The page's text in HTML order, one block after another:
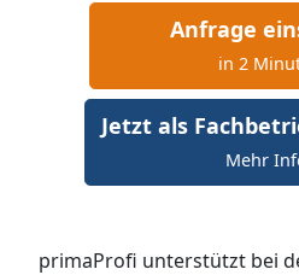
Anfrage
in 2
Jetzt als
Mehr
primaProfi unterstützt bei